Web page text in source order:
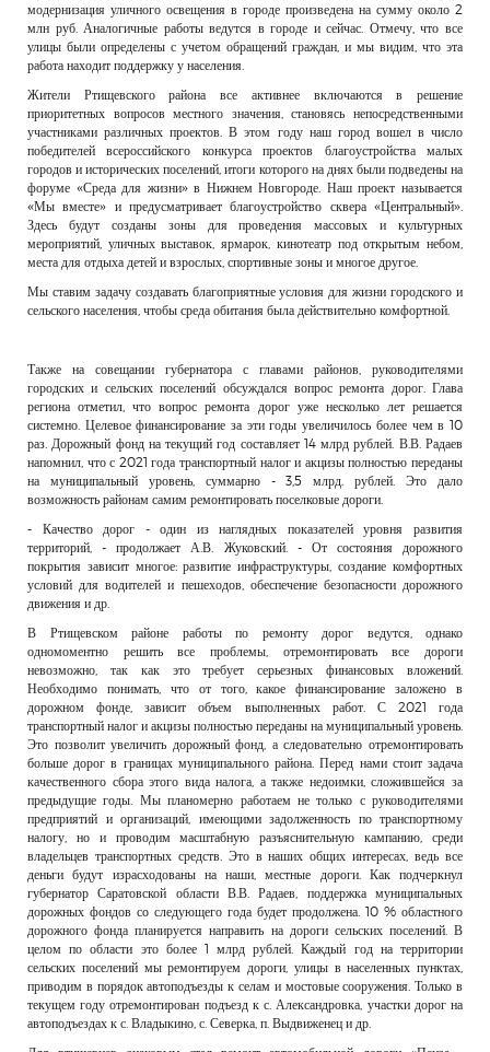
модернизация уличного освещения в городе произведена на сумму около 2
млн руб. Аналогичные работы ведутся в городе и сейчас. Отмечу, что все
улицы были определены с учетом обращений граждан, и мы видим, что эта
работа находит поддержку у населения.
Жители Ртищевского района все активнее включаются в решение
приоритетных вопросов местного значения, становясь непосредственными
участниками различных проектов. В этом году наш город вошел в число
победителей всероссийского конкурса проектов благоустройства малых
городов и исторических поселений, итоги которого на днях были подведены на
форуме «Среда для жизни» в Нижнем Новгороде. Наш проект называется
«Мы вместе» и предусматривает благоустройство сквера «Центральный».
Здесь будут созданы зоны для проведения массовых и культурных
мероприятий, уличных выставок, ярмарок, кинотеатр под открытым небом,
места для отдыха детей и взрослых, спортивные зоны и многое другое.
Мы ставим задачу создавать благоприятные условия для жизни городского и
сельского населения, чтобы среда обитания была действительно комфортной.
Также на совещании губернатора с главами районов, руководителями
городских и сельских поселений обсуждался вопрос ремонта дорог. Глава
региона отметил, что вопрос ремонта дорог уже несколько лет решается
системно. Целевое финансирование за эти годы увеличилось более чем в 10
раз. Дорожный фонд на текущий год составляет 14 млрд рублей. В.В. Радаев
напомнил, что с 2021 года транспортный налог и акцизы полностью переданы
на муниципальный уровень, суммарно - 3,5 млрд. рублей. Это дало
возможность районам самим ремонтировать поселковые дороги.
- Качество дорог - один из наглядных показателей уровня развития
территорий, - продолжает А.В. Жуковский. - От состояния дорожного
покрытия зависит многое: развитие инфраструктуры, создание комфортных
условий для водителей и пешеходов, обеспечение безопасности дорожного
движения и др.
В Ртищевском районе работы по ремонту дорог ведутся, однако
одномоментно решить все проблемы, отремонтировать все дороги
невозможно, так как это требует серьезных финансовых вложений.
Необходимо понимать, что от того, какое финансирование заложено в
дорожном фонде, зависит объем выполненных работ. С 2021 года
транспортный налог и акцизы полностью переданы на муниципальный уровень.
Это позволит увеличить дорожный фонд, а следовательно отремонтировать
больше дорог в границах муниципального района. Перед нами стоит задача
качественного сбора этого вида налога, а также недоимки, сложившейся за
предыдущие годы. Мы планомерно работаем не только с руководителями
предприятий и организаций, имеющими задолженность по транспортному
налогу, но и проводим масштабную разъяснительную кампанию, среди
владельцев транспортных средств. Это в наших общих интересах, ведь все
деньги будут израсходованы на наши, местные дороги. Как подчеркнул
губернатор Саратовской области В.В. Радаев, поддержка муниципальных
дорожных фондов со следующего года будет продолжена. 10 % областного
дорожного фонда планируется направить на дороги сельских поселений. В
целом по области это более 1 млрд рублей. Каждый год на территории
сельских поселений мы ремонтируем дороги, улицы в населенных пунктах,
приводим в порядок автоподъезды к селам и мостовые сооружения. Только в
текущем году отремонтирован подъезд к с. Александровка, участки дорог на
автоподъездах к с. Владыкино, с. Северка, п. Выдвиженец и др.